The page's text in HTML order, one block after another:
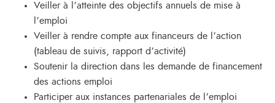
Veiller à l’atteinte des objectifs annuels de mise à
l’emploi
Veiller à rendre compte aux financeurs de l’action
(tableau de suivis, rapport d’activité)
Soutenir la direction dans les demande de financement
des actions emploi
Participer aux instances partenariales de l’emploi